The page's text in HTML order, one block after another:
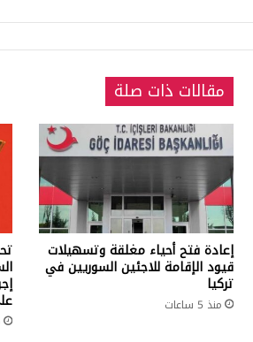
ما
مقالات ذات صلة
إعادة فتح أحياء مغلقة وتسهيلات
قيود الإقامة للاجئين السوريين في
تركيا
منذ 5 ساعات